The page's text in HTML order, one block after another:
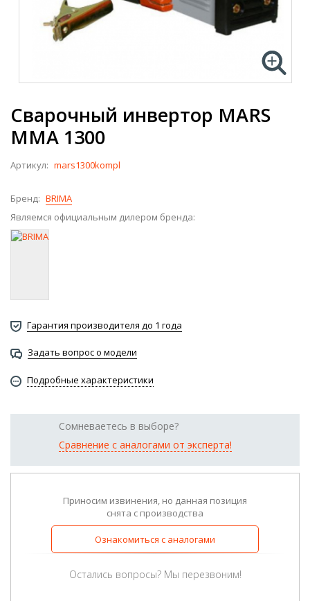
Сварочный инвертор MARS
MMA 1300
Артикул: mars1300kompl
Бренд: BRIMA
Являемся официальным дилером бренда:
Гарантия производителя до 1 года
Задать вопрос о модели
Подробные характеристики
Сомневаетесь в выборе?
Сравнение с аналогами от эксперта!
Приносим извинения, но данная позиция
снята с производства
Ознакомиться с аналогами
Остались вопросы? Мы перезвоним!